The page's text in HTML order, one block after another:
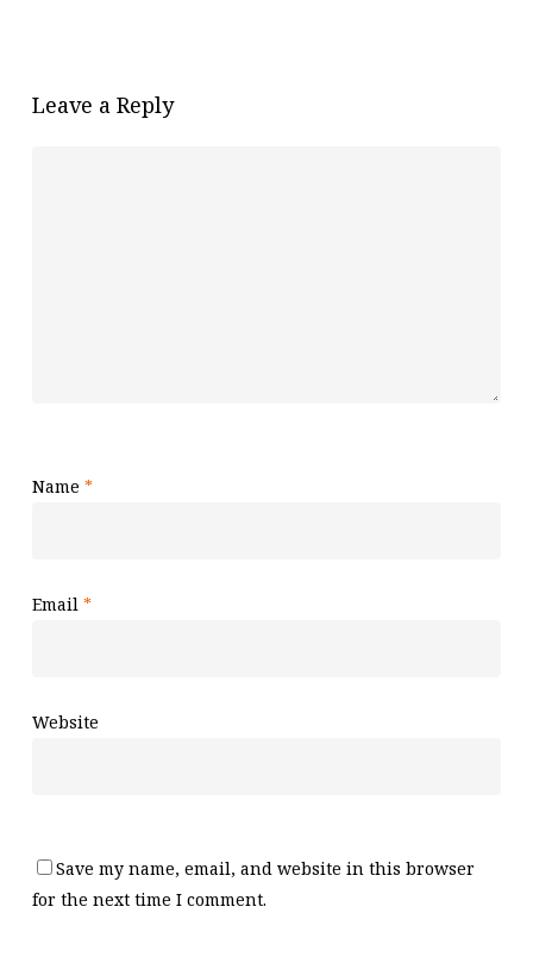
Leave a Reply
Name *
Email *
Website
Save my name, email, and website in this browser
for the next time I comment.